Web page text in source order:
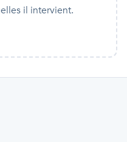
il intervient.